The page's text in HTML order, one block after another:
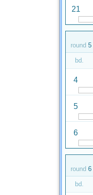
21
round 5
bd.
4
5
6
round 6
bd.